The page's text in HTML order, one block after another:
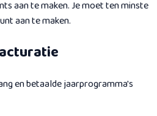
aan te maken. Je moet ten minste
aan te maken.
en betaalde jaarprogramma's